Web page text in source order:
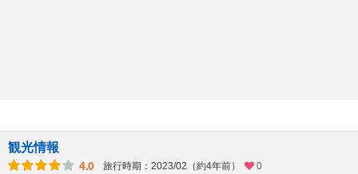
観光情報
4.0 旅行時期：2023/02（約4年前）
0